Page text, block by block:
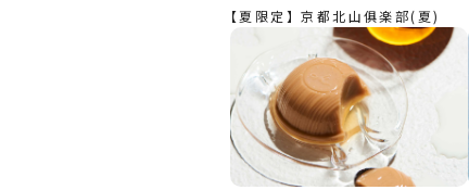
【夏限定】 京都北山俱楽部(夏)